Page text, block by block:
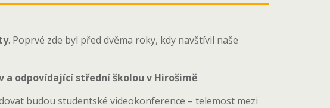
. Poprvé zde byl před dvěma roky, kdy navštívil naše
a odpovídající střední školou v Hirošimě.
budou studentské videokonference – telemost mezi